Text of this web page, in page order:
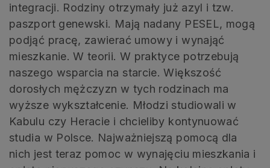
integracji. Rodziny otrzymały już azyl i tzw.
paszport genewski. Mają nadany PESEL, mogą
podjąć pracę, zawierać umowy i wynająć
mieszkanie. W teorii. W praktyce potrzebują
naszego wsparcia na starcie. Większość
dorosłych mężczyzn w tych rodzinach ma
wyższe wykształcenie. Młodzi studiowali w
Kabulu czy Heracie i chcieliby kontynuować
studia w Polsce. Najważniejszą pomocą dla
nich jest teraz pomoc w wynajęciu mieszkania i